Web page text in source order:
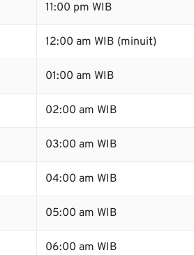
11:00 pm WIB
12:00 am WIB (minuit)
01:00 am WIB
02:00 am WIB
03:00 am WIB
04:00 am WIB
05:00 am WIB
06:00 am WIB